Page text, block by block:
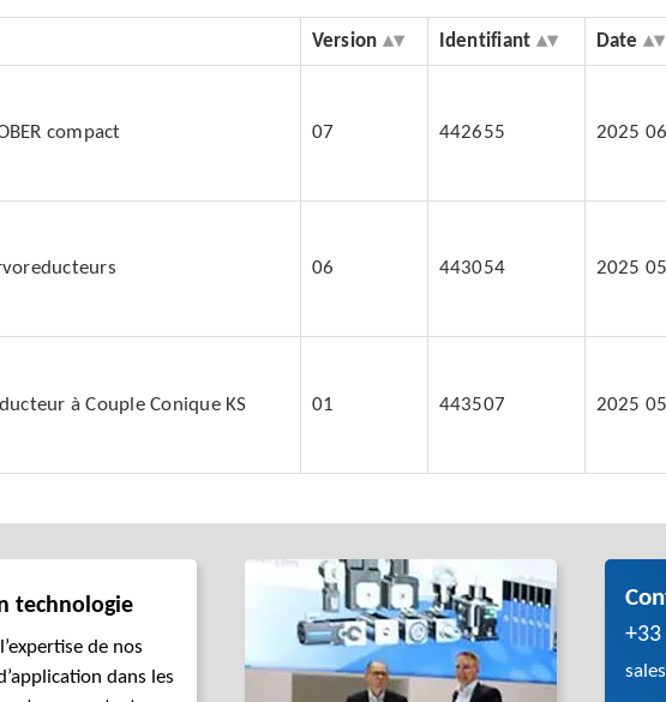
Version Identifiant Date
compact 07 442655 2025 06
06 443054 2025 05
à Couple Conique KS 01 443507 2025 05
technologie
de nos
dans les